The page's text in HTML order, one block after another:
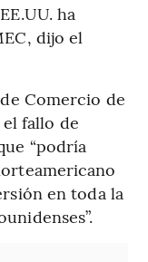
ha
dijo el
Comercio de
fallo de
“podría
en toda la